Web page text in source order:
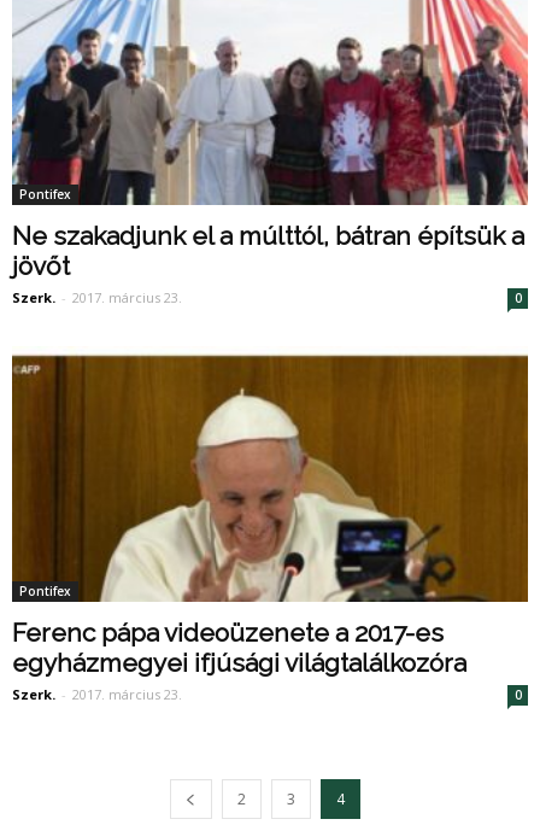
Pontifex
Ne szakadjunk el a múlttól, bátran építsük a
jövőt
Szerk. - 2017. március 23. 0
Pontifex
Ferenc pápa videoüzenete a 2017-es
egyházmegyei ifjúsági világtalálkozóra
Szerk. - 2017. március 23. 0
2 3 4